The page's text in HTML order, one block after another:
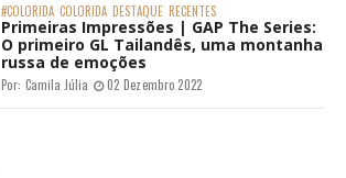
#COLORIDA COLORIDA DESTAQUE RECENTES
Primeiras Impressões | GAP The Series:
O primeiro GL Tailandês, uma montanha
russa de emoções
Por: Camila Júlia 02 Dezembro 2022